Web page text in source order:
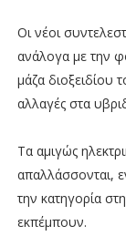
Οι νέοι
ανάλογα με την
μάζα διοξειδίου
αλλαγές στα
Τα αμιγώς
απαλλάσσονται,
την κατηγορία
εκπέμπουν.